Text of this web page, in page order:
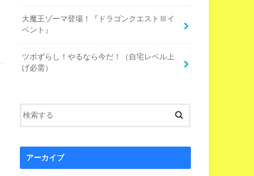
大魔王ゾーマ登場！『ドラゴンクエストⅢイ
ベント』
ツボずらし！やるなら今だ！（自宅レベル上
げ必需）
アーカイブ